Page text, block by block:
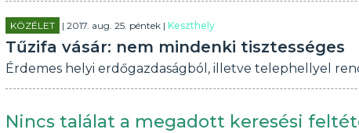
KÖZÉLET | 2017. aug. 25. péntek | Keszthely
Tűzifa vásár: nem mindenki tisztességes
Érdemes helyi erdőgazdaságból, illetve telephellyel
Nincs találat a megadott keresési